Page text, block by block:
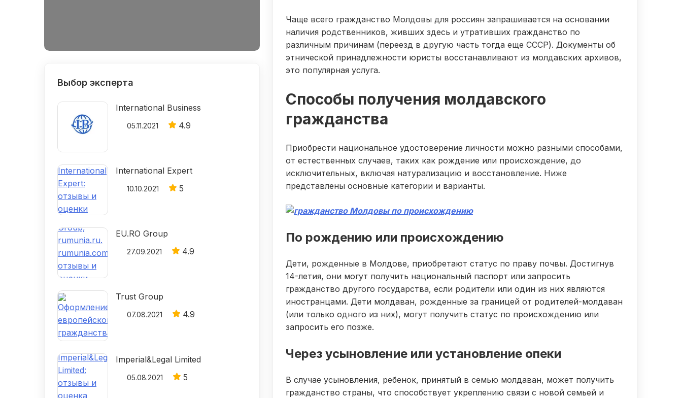
Выбор эксперта
International Business
05.11.2021 4.9
International Expert
10.10.2021 5
EU.RO Group
27.09.2021 4.9
Trust Group
07.08.2021 4.9
Imperial&Legal Limited
05.08.2021 5
Чаще всего гражданство Молдовы для россиян запрашивается на основании
наличия родственников, живших здесь и утративших гражданство по
различным причинам (переезд в другую часть тогда еще СССР). Документы об
этнической принадлежности юристы восстанавливают из молдавских архивов,
это популярная услуга.
Способы получения молдавского
гражданства
Приобрести национальное удостоверение личности можно разными способами,
от естественных случаев, таких как рождение или происхождение, до
исключительных, включая натурализацию и восстановление. Ниже
представлены основные категории и варианты.
По рождению или происхождению
Дети, рожденные в Молдове, приобретают статус по праву почвы. Достигнув
14-летия, они могут получить национальный паспорт или запросить
гражданство другого государства, если родители или один из них являются
иностранцами. Дети молдаван, рожденные за границей от родителей-молдаван
(или только одного из них), могут получить статус по происхождению или
запросить его позже.
Через усыновление или установление опеки
В случае усыновления, ребенок, принятый в семью молдаван, может получить
гражданство страны, что способствует укреплению связи с новой семьей и